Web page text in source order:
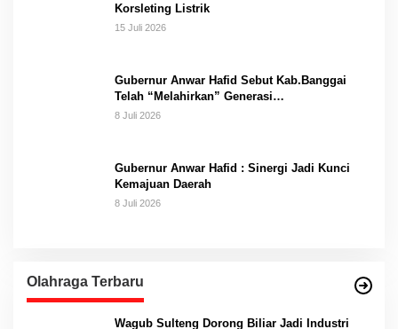
Korsleting Listrik
15 Juli 2026
Gubernur Anwar Hafid Sebut Kab.Banggai
Telah “Melahirkan” Generasi…
8 Juli 2026
Gubernur Anwar Hafid : Sinergi Jadi Kunci
Kemajuan Daerah
8 Juli 2026
Olahraga Terbaru
Wagub Sulteng Dorong Biliar Jadi Industri